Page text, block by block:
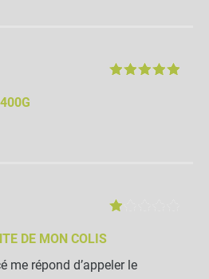
DE MON COLIS
me répond d’appeler le